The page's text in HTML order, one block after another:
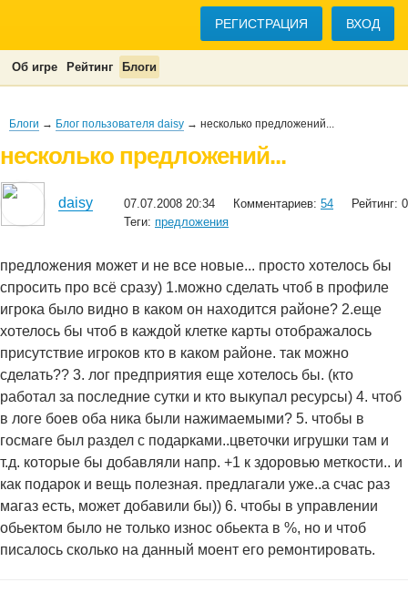
РЕГИСТРАЦИЯ ВХОД
Об игре Рейтинг Блоги
Блоги → Блог пользователя daisy → несколько предложений...
несколько предложений...
daisy 07.07.2008 20:34 Комментариев: 54
Рейтинг: 0
Теги: предложения
предложения может и не все новые... просто хотелось бы
спросить про всё сразу) 1.можно сделать чтоб в профиле
игрока было видно в каком он находится районе? 2.еще
хотелось бы чтоб в каждой клетке карты отображалось
присутствие игроков кто в каком районе. так можно
сделать?? 3. лог предприятия еще хотелось бы. (кто
работал за последние сутки и кто выкупал ресурсы) 4. чтоб
в логе боев оба ника были нажимаемыми? 5. чтобы в
госмаге был раздел с подарками..цветочки игрушки там и
т.д. которые бы добавляли напр. +1 к здоровью меткости.. и
как подарок и вещь полезная. предлагали уже..а счас раз
магаз есть, может добавили бы)) 6. чтобы в управлении
обьектом было не только износ обьекта в %, но и чтоб
писалось сколько на данный моент его ремонтировать.